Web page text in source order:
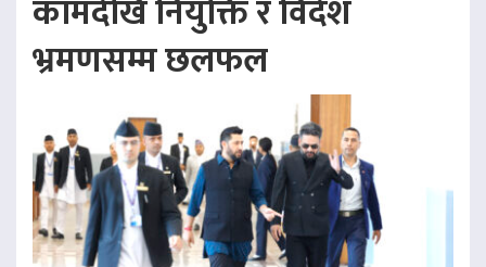
कामदेखि नियुक्ति र विदेश
भ्रमणसम्म छलफल